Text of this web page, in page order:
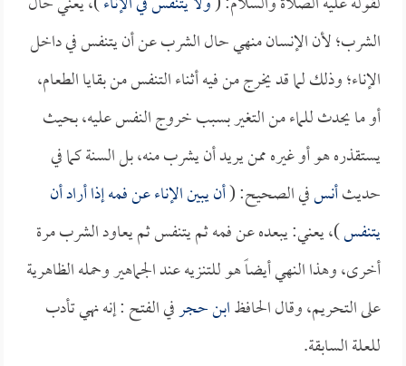
الشرب؛ لأن الإنسان منهي حال الشرب عن أن يتنفس في داخل
الإناء؛ وذلك لما قد يخرج من فيه أثناء التنفس من بقايا الطعام،
أو ما يحدث للماء من التغير بسبب خروج النفس عليه، بحيث
يستقذره هو أو غيره ممن يريد أن يشرب منه، بل السنة كما في
حديثأنسفي الصحيح: (أن يبين الإناء عن فمه إذا أراد أن
يتنفس)، يعني: يبعده عن فمه ثم يتنفس ثم يعاود الشرب مرة
أخرى، وهذا النهي أيضاً هو للتنزيه عند الجماهير وحمله الظاهرية
على التحريم، وقال الحافظابن حجرفي الفتح : إنه نهي تأدب
للعلة السابقة.